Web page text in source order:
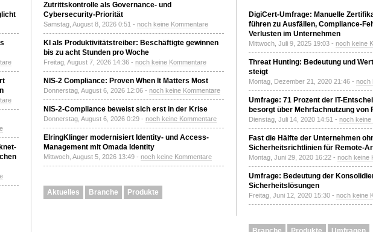
Zutrittskontrolle als Governance- und
Cybersecurity-Priorität
Samstag, August 8, 2026 0:51 - noch keine Kommentare
KI als Produktivitätstreiber: Beschäftigte gewinnen
bis zu acht Stunden pro Woche
Freitag, August 7, 2026 14:36 - noch keine Kommentare
NIS-2 Compliance: Proven When It Matters Most
Donnerstag, August 6, 2026 12:06 - noch keine Kommentare
NIS-2-Compliance beweist sich erst in der Krise
Donnerstag, August 6, 2026 0:29 - noch keine Kommentare
ElringKlinger modernisiert Identity- und Access-
Management mit Omada Identity
Mittwoch, August 5, 2026 13:49 - noch keine Kommentare
Aktuelles Branche Produkte
DigiCert-Umfrage: Manuelle
führen zu Ausfällen, Compliance-
Verlusten im Unternehmen
Mittwoch, Juli 9, 2025 19:03 - noch keine
Threat Hunting: Bedeutung und
steigt
Montag, Dezember 21, 2020 21:46 - noch
Umfrage: 71 Prozent der IT-
besorgt über Mehrfachnutzung von
Dienstag, Juli 14, 2020 14:51 - noch keine
Fast die Hälfte der Unternehmen
Sicherheitsrichtlinien für Remote-
Montag, Juni 29, 2020 16:22 - noch keine
Umfrage: Bedeutung der
Sicherheitslösungen
Freitag, Juni 12, 2020 15:30 - noch keine